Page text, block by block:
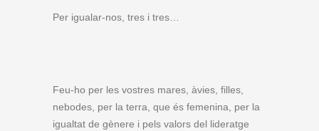
Per igualar-nos, tres i tres…
Feu-ho per les vostres mares, àvies, filles,
nebodes, per la terra, que és femenina, per la
igualtat de gènere i pels valors del lideratge